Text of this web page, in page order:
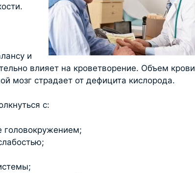
и
влияет на кроветворение. Объем крови
мозг страдает от дефицита кислорода.
с: